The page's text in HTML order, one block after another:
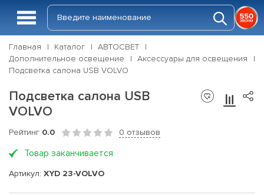
Главная Каталог
АВТОСВЕТ
Дополнительное освещение
Аксессуары для освещения
Подсветка салона USB VOLVO
Подсветка салона USB
VOLVO
Рейтинг 0.0 0 отзывов
Товар заканчивается
Артикул: XYD 23-VOLVO